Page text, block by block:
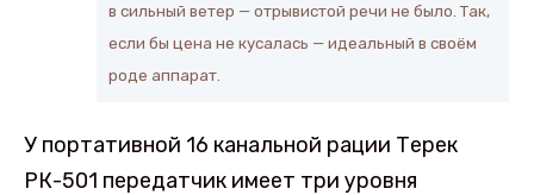
в сильный ветер — отрывистой речи не было. Так,
если бы цена не кусалась — идеальный в своём
роде аппарат.
У портативной 16 канальной рации Терек
РК-501 передатчик имеет три уровня